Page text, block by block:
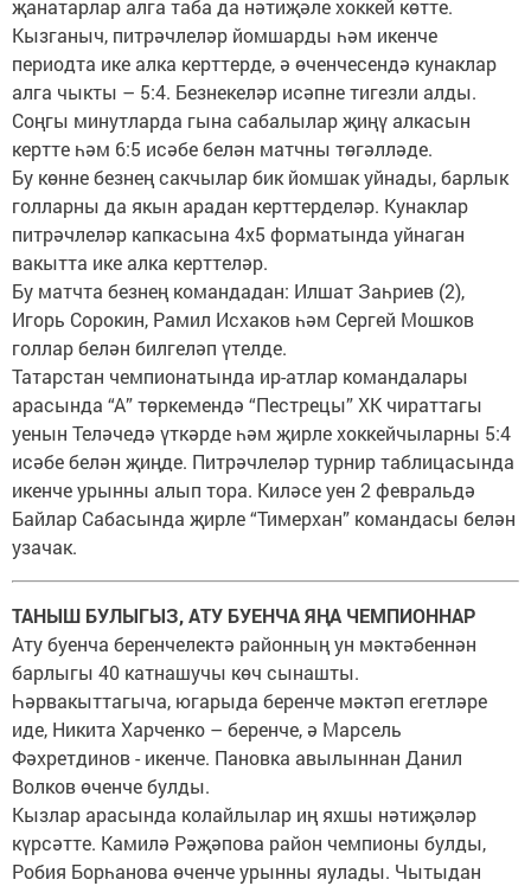
җанатарлар алга таба да нәтиҗәле хоккей көтте.
Кызганыч, питрәчлеләр йомшарды һәм икенче
периодта ике алка керттерде, ә өченчесендә кунаклар
алга чыкты – 5:4. Безнекеләр исәпне тигезли алды.
Соңгы минутларда гына сабалылар җиңү алкасын
кертте һәм 6:5 исәбе белән матчны төгәлләде.
Бу көнне безнең сакчылар бик йомшак уйнады, барлык
голларны да якын арадан керттерделәр. Кунаклар
питрәчлеләр капкасына 4х5 форматында уйнаган
вакытта ике алка керттеләр.
Бу матчта безнең командадан: Илшат Заһриев (2),
Игорь Сорокин, Рамил Исхаков һәм Сергей Мошков
голлар белән билгеләп үтелде.
Татарстан чемпионатында ир-атлар командалары
арасында “А” төркемендә “Пестрецы” ХК чираттагы
уенын Теләчедә үткәрде һәм җирле хоккейчыларны 5:4
исәбе белән җиңде. Питрәчлеләр турнир таблицасында
икенче урынны алып тора. Киләсе уен 2 февральдә
Байлар Сабасында җирле “Тимерхан” командасы белән
узачак.
ТАНЫШ БУЛЫГЫЗ, АТУ БУЕНЧА ЯҢА ЧЕМПИОННАР
Ату буенча беренчелектә районның ун мәктәбеннән
барлыгы 40 катнашучы көч сынашты.
Һәрвакыттагыча, югарыда беренче мәктәп егетләре
иде, Никита Харченко – беренче, ә Марсель
Фәхретдинов - икенче. Пановка авылыннан Данил
Волков өченче булды.
Кызлар арасында колайлылар иң яхшы нәтиҗәләр
күрсәтте. Камилә Рәҗәпова район чемпионы булды,
Робия Борһанова өченче урынны яулады. Чытыдан